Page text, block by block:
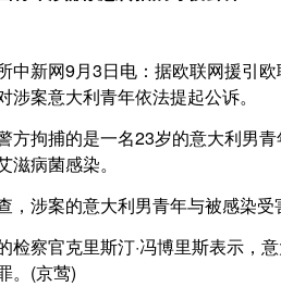
新网9月3日电：据欧联网援引欧
涉案意大利青年依法提起公诉。
拘捕的是一名23岁的意大利男青
病菌感染。
涉案的意大利男青年与被感染受
察官克里斯汀·冯博里斯表示，意
。(京莺)